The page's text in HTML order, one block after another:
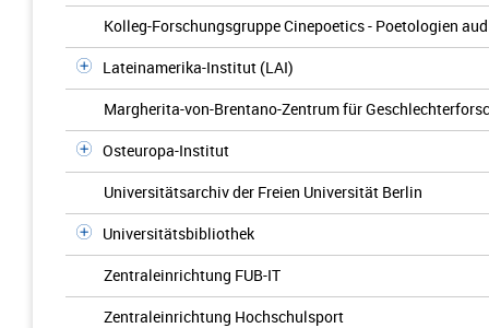
Kolleg-Forschungsgruppe Cinepoetics - Poetologien
Lateinamerika-Institut (LAI)
Margherita-von-Brentano-Zentrum für
Osteuropa-Institut
Universitätsarchiv der Freien Universität Berlin
Universitätsbibliothek
Zentraleinrichtung FUB-IT
Zentraleinrichtung Hochschulsport